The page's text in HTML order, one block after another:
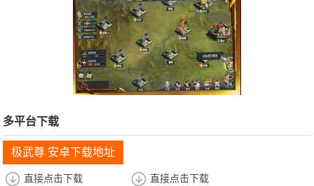
多平台下载
极武尊 安卓下载地址
直接点击下载 直接点击下载